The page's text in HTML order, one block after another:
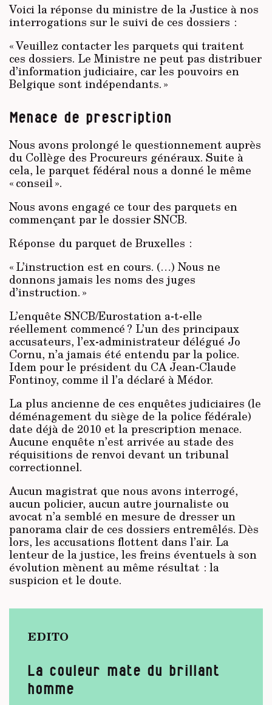
Voici la réponse du ministre de la Justice à nos
interrogations sur le suivi de ces dossiers :
« Veuillez contacter les parquets qui traitent
ces dossiers. Le Ministre ne peut pas distribuer
d’information judiciaire, car les pouvoirs en
Belgique sont indépendants. »
Menace de prescription
Nous avons prolongé le questionnement auprès
du Collège des Procureurs généraux. Suite à
cela, le parquet fédéral nous a donné le même
« conseil ».
Nous avons engagé ce tour des parquets en
commençant par le dossier SNCB.
Réponse du parquet de Bruxelles :
« L’instruction est en cours. (…) Nous ne
donnons jamais les noms des juges
d’instruction. »
L’enquête SNCB/Eurostation a-t-elle
réellement commencé ? L’un des principaux
accusateurs, l’ex-administrateur délégué Jo
Cornu, n’a jamais été entendu par la police.
Idem pour le président du CA Jean-Claude
Fontinoy, comme il l’a déclaré à Médor.
La plus ancienne de ces enquêtes judiciaires (le
déménagement du siège de la police fédérale)
date déjà de 2010 et la prescription menace.
Aucune enquête n’est arrivée au stade des
réquisitions de renvoi devant un tribunal
correctionnel.
Aucun magistrat que nous avons interrogé,
aucun policier, aucun autre journaliste ou
avocat n’a semblé en mesure de dresser un
panorama clair de ces dossiers entremêlés. Dès
lors, les accusations flottent dans l’air. La
lenteur de la justice, les freins éventuels à son
évolution mènent au même résultat : la
suspicion et le doute.
EDITO
La couleur mate du brillant
homme